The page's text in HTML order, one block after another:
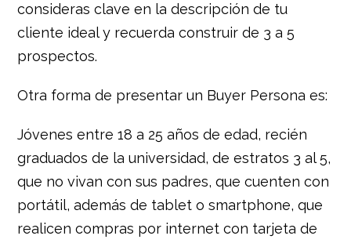
consideras clave en la descripción de tu
cliente ideal y recuerda construir de 3 a 5
prospectos.
Otra forma de presentar un Buyer Persona es:
Jóvenes entre 18 a 25 años de edad, recién
graduados de la universidad, de estratos 3 al 5,
que no vivan con sus padres, que cuenten con
portátil, además de tablet o smartphone, que
realicen compras por internet con tarjeta de